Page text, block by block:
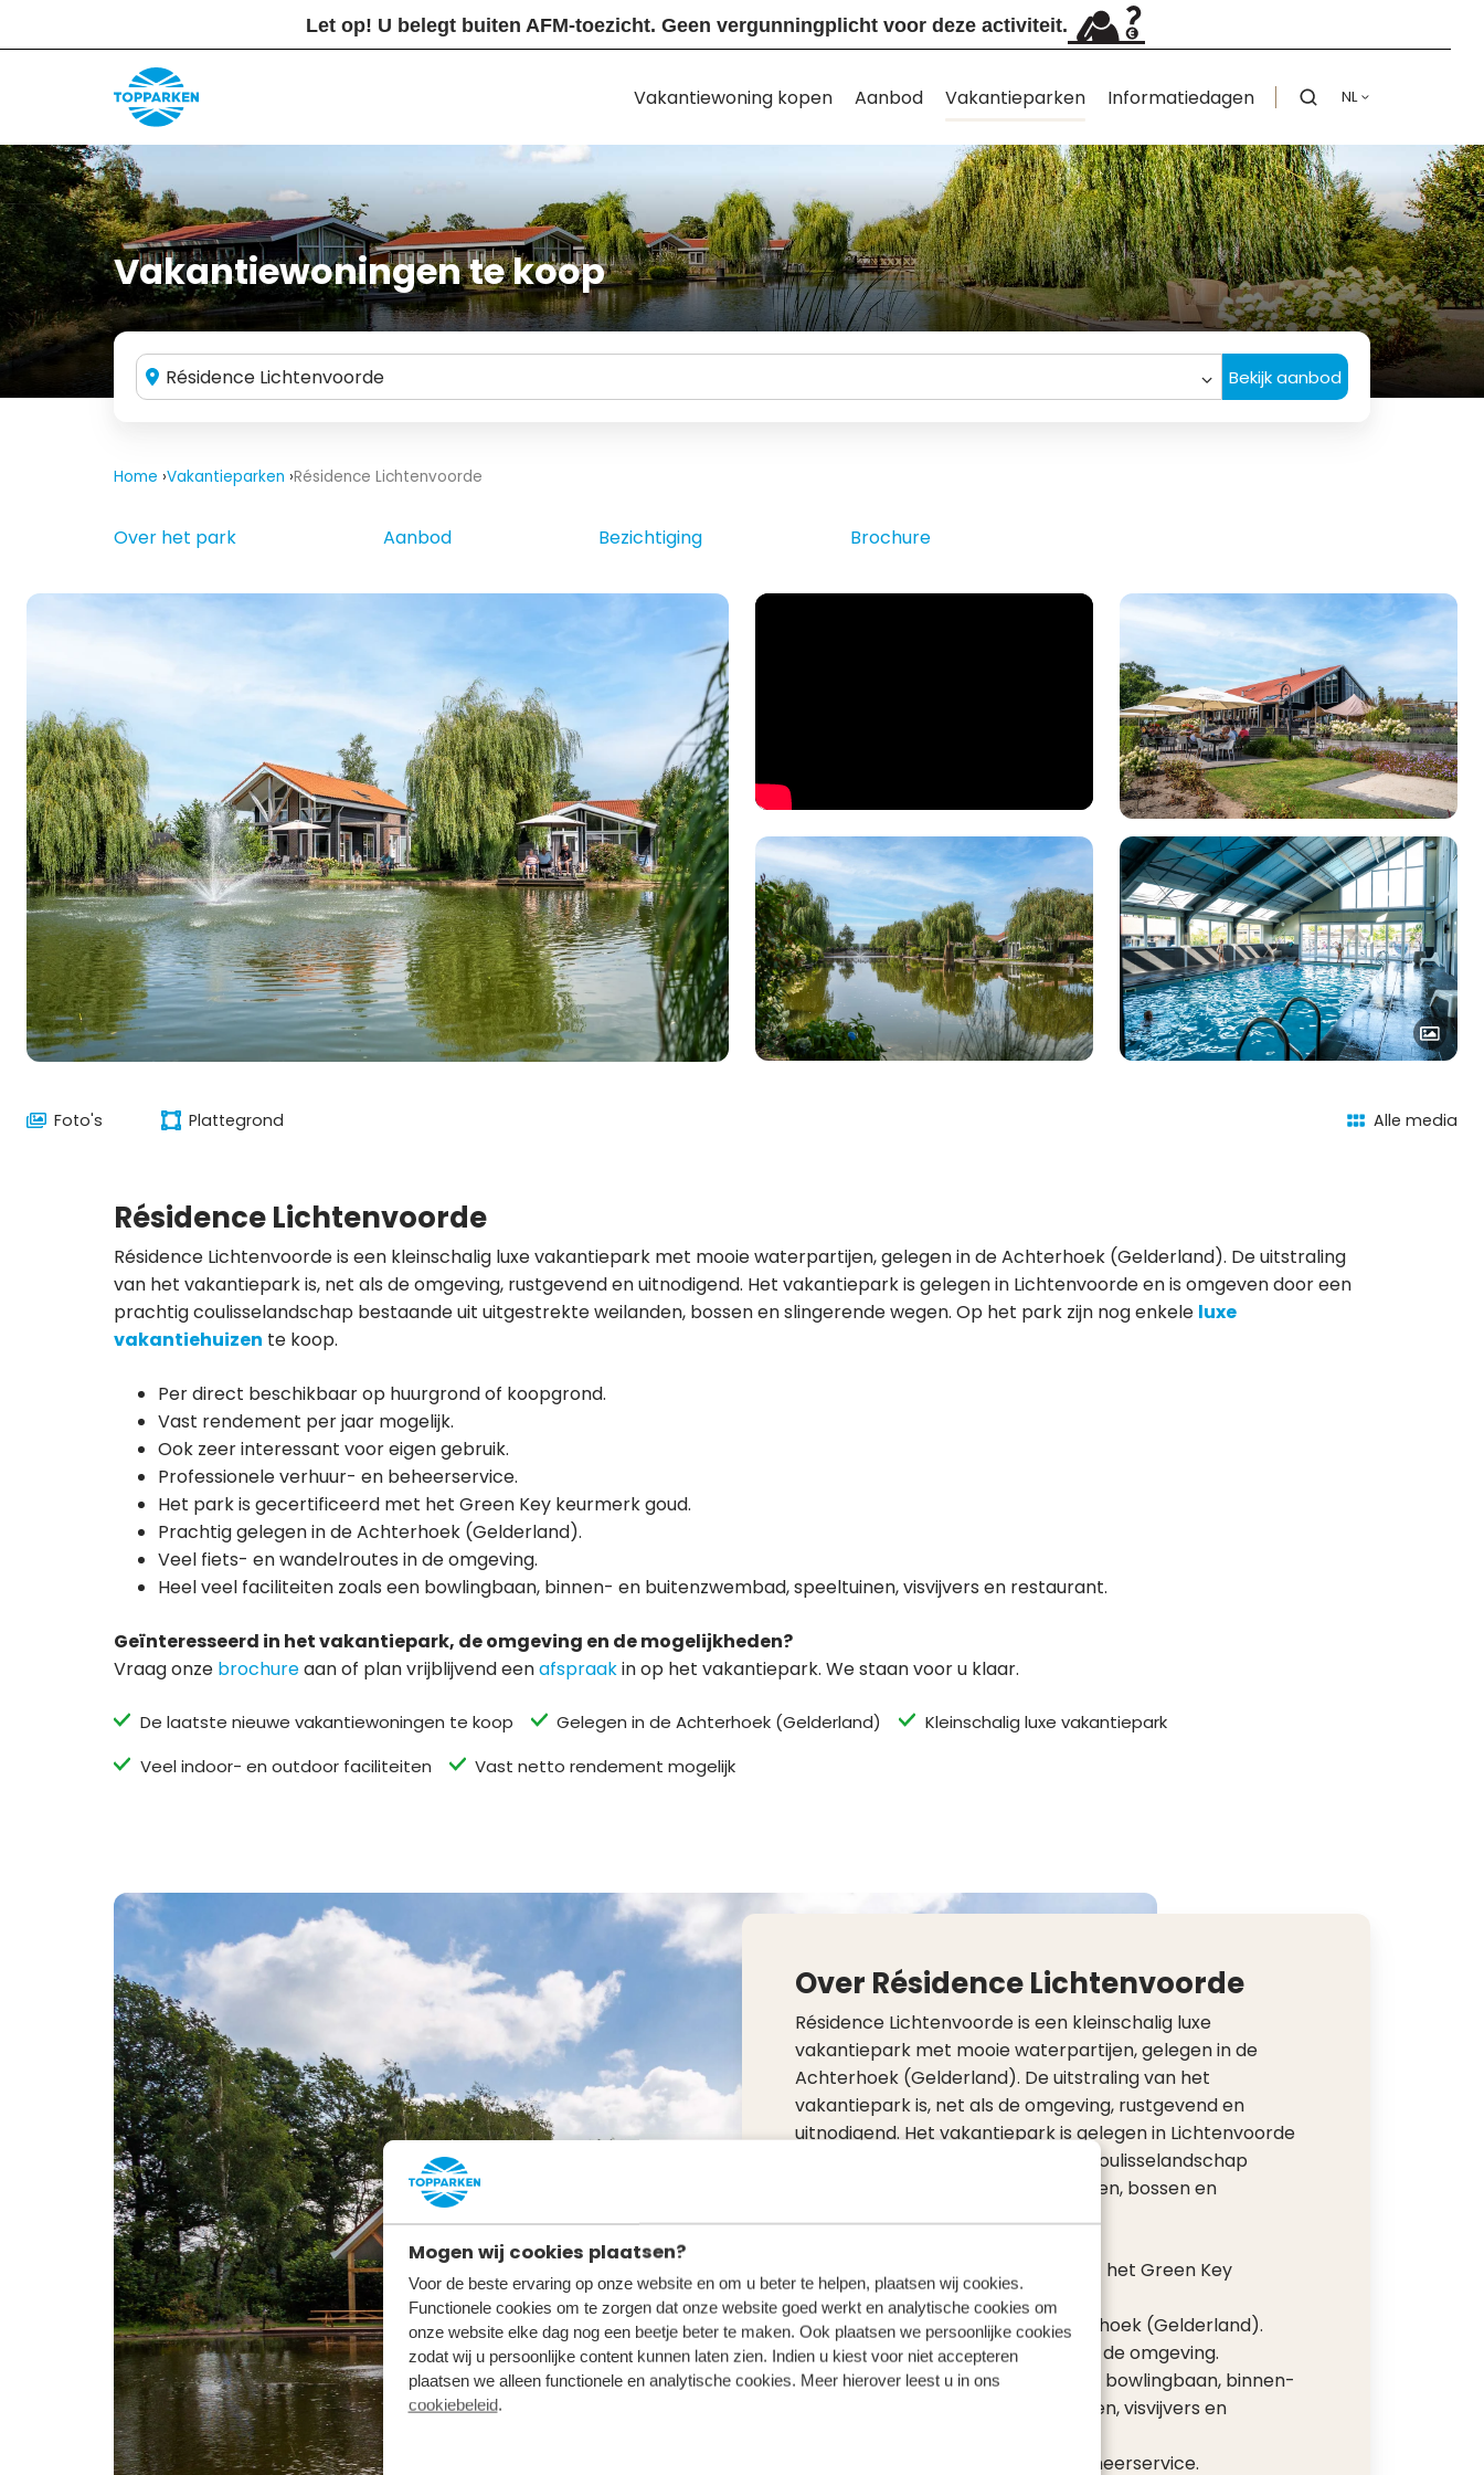
Mogen wij cookies plaatsen?
Voor de beste ervaring op onze website en om u beter te helpen, plaatsen wij cookies.
Functionele cookies om te zorgen dat onze website goed werkt en analytische cookies om
onze website elke dag nog een beetje beter te maken. Ook plaatsen we persoonlijke cookies
zodat wij u persoonlijke content kunnen laten zien. Indien u kiest voor niet accepteren
plaatsen we alleen functionele en analytische cookies. Meer hierover leest u in ons
cookiebeleid.
Let op! U belegt buiten AFM-toezicht. Geen vergunningplicht voor deze activiteit.
Vakantiewoning kopen Aanbod Vakantieparken Informatiedagen NL
Vakantiewoningen te koop
Résidence Lichtenvoorde Bekijk aanbod
Home Vakantieparken Résidence Lichtenvoorde
Over het park Aanbod Bezichtiging Brochure
Foto's Plattegrond Alle media
Résidence Lichtenvoorde
Résidence Lichtenvoorde is een kleinschalig luxe vakantiepark met mooie waterpartijen, gelegen in de Achterhoek (Gelderland). De uitstraling
van het vakantiepark is, net als de omgeving, rustgevend en uitnodigend. Het vakantiepark is gelegen in Lichtenvoorde en is omgeven door een
prachtig coulisselandschap bestaande uit uitgestrekte weilanden, bossen en slingerende wegen. Op het park zijn nog enkele luxe
vakantiehuizen te koop.
Per direct beschikbaar op huurgrond of koopgrond.
Vast rendement per jaar mogelijk.
Ook zeer interessant voor eigen gebruik.
Professionele verhuur- en beheerservice.
Het park is gecertificeerd met het Green Key keurmerk goud.
Prachtig gelegen in de Achterhoek (Gelderland).
Veel fiets- en wandelroutes in de omgeving.
Heel veel faciliteiten zoals een bowlingbaan, binnen- en buitenzwembad, speeltuinen, visvijvers en restaurant.
Geïnteresseerd in het vakantiepark, de omgeving en de mogelijkheden?
Vraag onze brochureaan of plan vrijblijvend eenafspraakin op het vakantiepark. We staan voor u klaar.
De laatste nieuwe vakantiewoningen te koop Gelegen in de Achterhoek (Gelderland)
Kleinschalig luxe vakantiepark
Veel indoor- en outdoor faciliteiten
Vast netto rendement mogelijk
Over Résidence Lichtenvoorde
Résidence Lichtenvoorde is een kleinschalig luxe
vakantiepark met mooie waterpartijen, gelegen in de
Achterhoek (Gelderland). De uitstraling van het
vakantiepark is, net als de omgeving, rustgevend en
uitnodigend. Het vakantiepark is gelegen in Lichtenvoorde
en is omgeven door een prachtig coulisselandschap
bestaande uit uitgestrekte weilanden, bossen en
Het park is gecertificeerd met het Green Key
keurmerk goud.
Prachtig gelegen in de Achterhoek (Gelderland).
Veel fiets- en wandelroutes in de omgeving.
Heel veel faciliteiten zoals een bowlingbaan, binnen-
en buitenzwembad, speeltuinen, visvijvers en
Professionele verhuur- en beheerservice.